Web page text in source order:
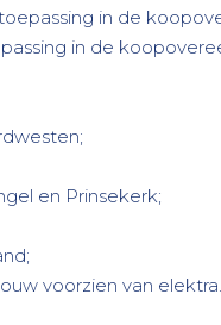
in de
in de
en Prinsekerk;
voorzien van elektra.